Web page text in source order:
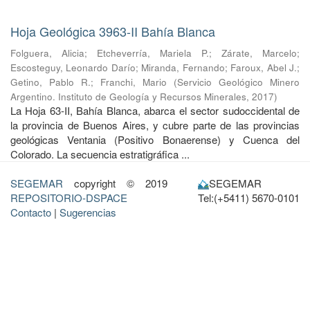
Hoja Geológica 3963-II Bahía Blanca
Folguera, Alicia; Etcheverría, Mariela P.; Zárate, Marcelo;
Escosteguy, Leonardo Darío; Miranda, Fernando; Faroux, Abel J.;
Getino, Pablo R.; Franchi, Mario (Servicio Geológico Minero
Argentino. Instituto de Geología y Recursos Minerales, 2017)
La Hoja 63-II, Bahía Blanca, abarca el sector sudoccidental de
la provincia de Buenos Aires, y cubre parte de las provincias
geológicas Ventania (Positivo Bonaerense) y Cuenca del
Colorado. La secuencia estratigráfica ...
SEGEMAR copyright © 2019
REPOSITORIO-DSPACE
Contacto | Sugerencias
SEGEMAR
Tel:(+5411) 5670-0101